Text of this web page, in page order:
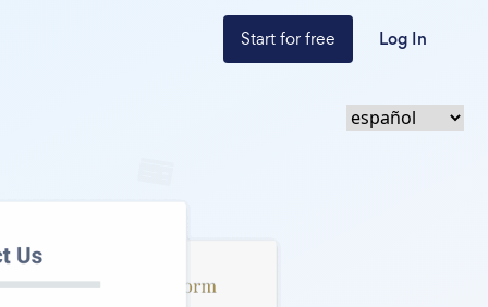
Start for free Log In